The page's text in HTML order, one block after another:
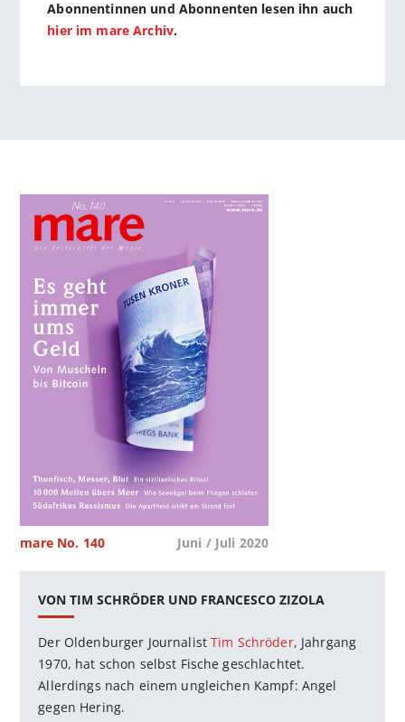
Abonnentinnen und Abonnenten lesen ihn auch
hier im mare Archiv.
mare No. 140 Juni / Juli 2020
VON TIM SCHRÖDER UND FRANCESCO ZIZOLA
Der Oldenburger JournalistTim Schröder, Jahrgang
1970, hat schon selbst Fische geschlachtet.
Allerdings nach einem ungleichen Kampf: Angel
gegen Hering.